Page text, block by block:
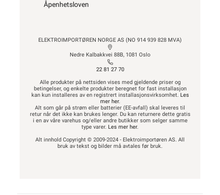
Åpenhetsloven
ELEKTROIMPORTØREN NORGE AS (NO 914 939 828 MVA)
Nedre Kalbakkvei 88B, 1081 Oslo
22 81 27 70
Alle produkter på nettsiden vises med gjeldende priser og
betingelser, og enkelte produkter beregnet for fast installasjon
kan kun installeres av en registrert installasjonsvirksomhet. Les
mer her.
Alt som går på strøm eller batterier (EE-avfall) skal leveres til
retur når det ikke kan brukes lenger. Du kan returnere dette gratis
i en av våre varehus og/eller andre butikker som selger samme
type varer. Les mer her.
Alt innhold Copyright © 2009-2024 - Elektroimportøren AS. All
bruk av tekst og bilder må avtales før bruk.